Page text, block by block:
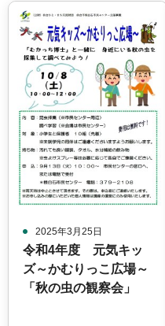
2025年3月25日
令和4年度 元気キッ
ズ～かむりっこ広場～
「秋の虫の観察会」